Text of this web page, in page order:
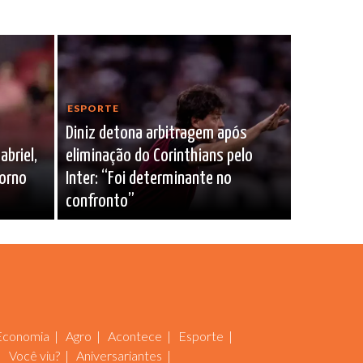
ESPORTE
Diniz detona arbitragem após
eliminação do Corinthians pelo
Inter: “Foi determinante no
confronto”
Agro Acontece
Esporte
Você viu?
Aniversariantes